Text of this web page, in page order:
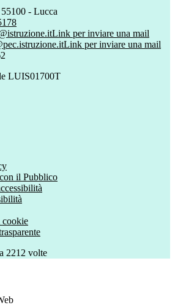
- Lucca
Link per inviare una mail
Link per inviare una mail
LUIS01700T
il Pubblico
cookie
2212 volte